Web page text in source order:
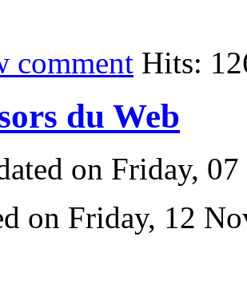
comment Hits:
du Web
on Friday,
on Friday, 12